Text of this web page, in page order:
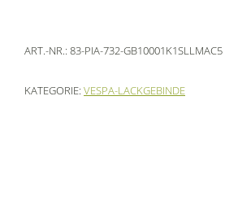
ART.-NR.: 83-PIA-732-GB10001K1SLLMAC5
KATEGORIE: VESPA-LACKGEBINDE